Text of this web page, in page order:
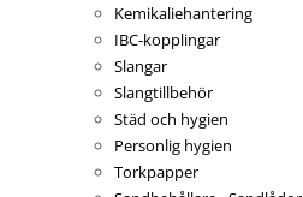
Kemikaliehantering
IBC-kopplingar
Slangar
Slangtillbehör
Städ och hygien
Personlig hygien
Torkpapper